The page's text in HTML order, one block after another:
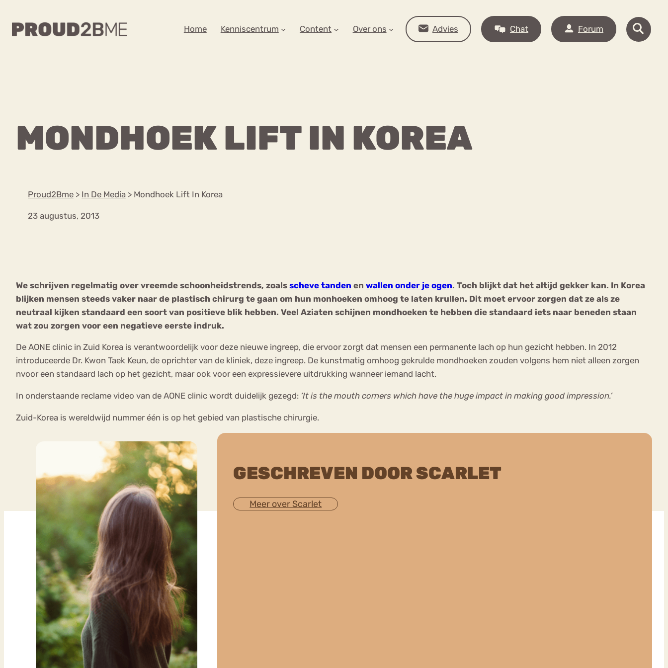
Home Kenniscentrum Content Over ons Advies Chat Forum
MONDHOEK LIFT IN KOREA
Proud2Bme > In De Media > Mondhoek Lift In Korea
23 augustus, 2013
We schrijven regelmatig over vreemde schoonheidstrends, zoals scheve tanden en wallen onder je ogen. Toch blijkt dat het altijd gekker kan. In Korea
blijken mensen steeds vaker naar de plastisch chirurg te gaan om hun monhoeken omhoog te laten krullen. Dit moet ervoor zorgen dat ze als ze
neutraal kijken standaard een soort van positieve blik hebben. Veel Aziaten schijnen mondhoeken te hebben die standaard iets naar beneden staan
wat zou zorgen voor een negatieve eerste indruk.
De AONE clinic in Zuid Korea is verantwoordelijk voor deze nieuwe ingreep, die ervoor zorgt dat mensen een permanente lach op hun gezicht hebben. In 2012
introduceerde Dr. Kwon Taek Keun, de oprichter van de kliniek, deze ingreep. De kunstmatig omhoog gekrulde mondhoeken zouden volgens hem niet alleen zorgen
nvoor een standaard lach op het gezicht, maar ook voor een expressievere uitdrukking wanneer iemand lacht.
In onderstaande reclame video van de AONE clinic wordt duidelijk gezegd: ‘It is the mouth corners which have the huge impact in making good impression.’
Zuid-Korea is wereldwijd nummer één is op het gebied van plastische chirurgie.
GESCHREVEN DOOR SCARLET
Meer over Scarlet
Content
Over ons
WAAR BEN JE NAAR OP ZOEK?
Over proud2bme
Vacatures
Privacyverklaring
Boulimia Nervosa Eetstoornis Anorexia Nervosa Eetbuien Piekeren Sport
Trauma
Orthorexia
Afvallen Angst